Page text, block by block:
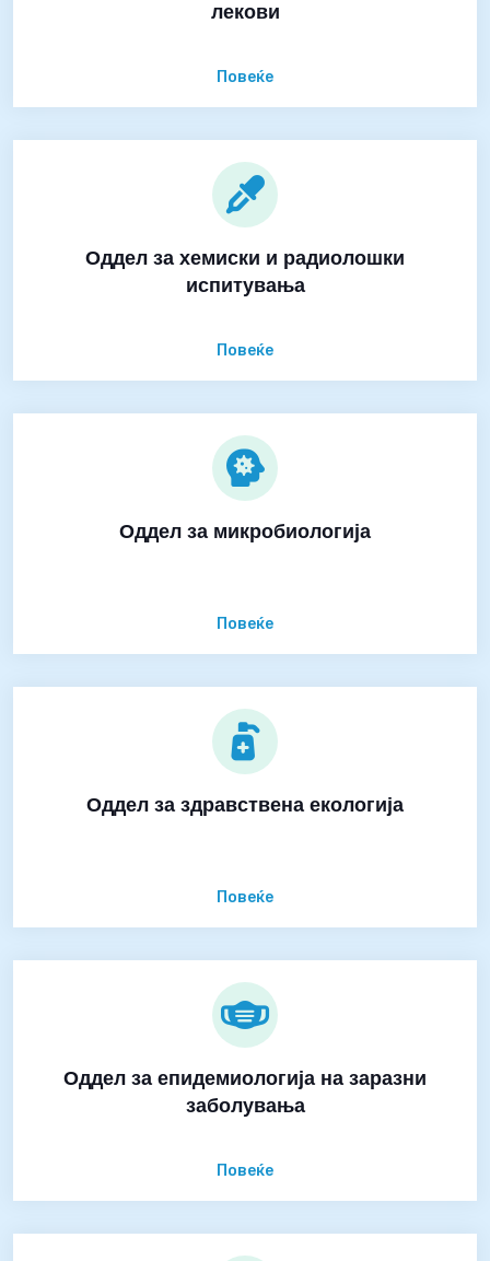
лекови
Повеќе
Оддел за хемиски и радиолошки
испитувања
Повеќе
Оддел за микробиологија
Повеќе
Оддел за здравствена екологија
Повеќе
Оддел за епидемиологија на заразни
заболувања
Повеќе